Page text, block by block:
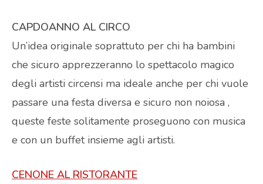
CAPDOANNO AL CIRCO
Un’idea originale soprattuto per chi ha bambini
che sicuro apprezzeranno lo spettacolo magico
degli artisti circensi ma ideale anche per chi vuole
passare una festa diversa e sicuro non noiosa ,
queste feste solitamente proseguono con musica
e con un buffet insieme agli artisti.
CENONE AL RISTORANTE